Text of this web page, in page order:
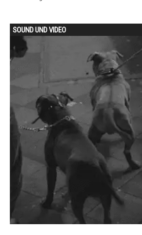
SOUND UND VIDEO